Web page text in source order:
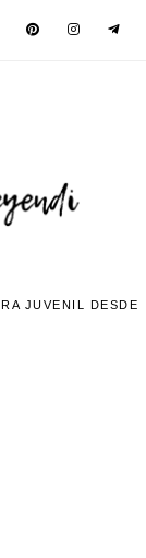
JUVENIL DESDE